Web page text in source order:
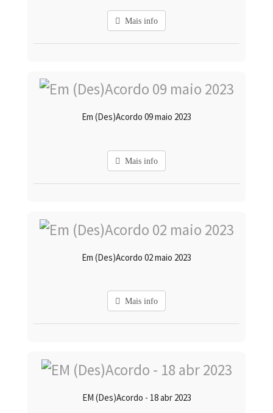
Mais info
Em (Des)Acordo 09 maio 2023
Mais info
Em (Des)Acordo 02 maio 2023
Mais info
EM (Des)Acordo - 18 abr 2023